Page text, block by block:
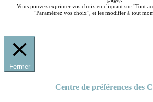
Vous pouvez exprimer vos choix en cliquant sur "Tout
"Paramétrez vos choix", et les modifier à tout
Fermer
Centre de préférences des